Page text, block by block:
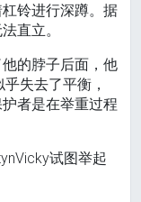
铃进行深蹲。据
直立。
的脖子后面，他
失去了平衡，
者是在举重过程
试图举起